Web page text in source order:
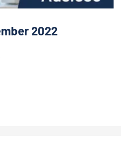
2022